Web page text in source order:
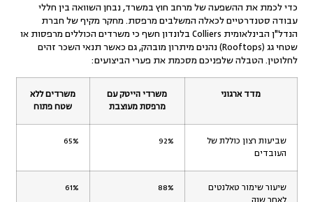
כדי לכמת את ההשפעה של מרחב חוץ במשרד, נבחן השוואה בין חללי
עבודה סטנדרטיים לכאלה המשלבים מרפסת. מחקר מקיף של חברת
הנדל"ן הבינלאומית Colliers בלונדון חשף כי משרדים הכוללים מרפסות או
שטחי גג (Rooftops) נהנים מיתרון מובהק, גם כאשר תנאי השכר זהים
לחלוטין. הטבלה שלפניכם מסכמת את פערי הביצועים:
מדד ארגוני
משרדי הייטק עם
מרפסת מעוצבת
משרדים ללא
שטח פתוח
שביעות רצון כוללת של
העובדים
92%
65%
שיעור שימור טאלנטים
88%
61%